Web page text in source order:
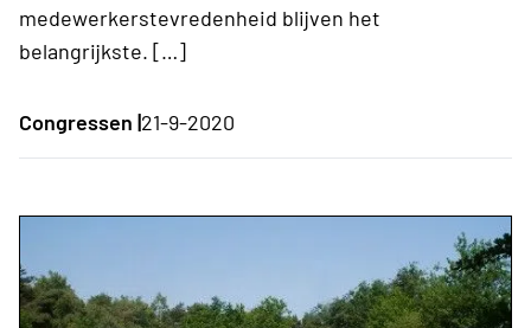
medewerkerstevredenheid blijven het
belangrijkste. […]
Congressen |21-9-2020